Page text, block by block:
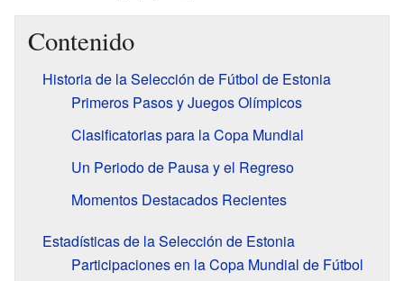
Contenido
Historia de la Selección de Fútbol de Estonia
Primeros Pasos y Juegos Olímpicos
Clasificatorias para la Copa Mundial
Un Periodo de Pausa y el Regreso
Momentos Destacados Recientes
Estadísticas de la Selección de Estonia
Participaciones en la Copa Mundial de Fútbol